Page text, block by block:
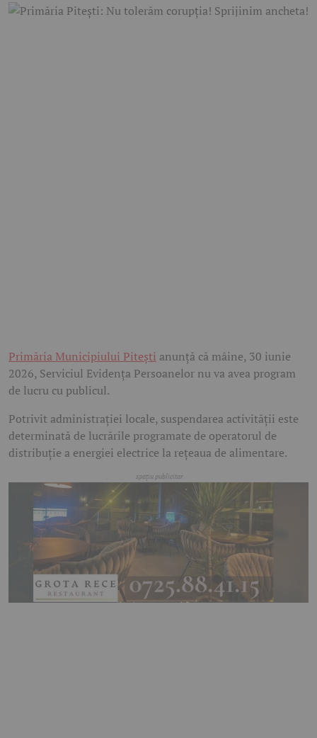
Primăria Municipiului Pitești anunță că mâine, 30 iunie
2026, Serviciul Evidența Persoanelor nu va avea program
de lucru cu publicul.
Potrivit administrației locale, suspendarea activității este
determinată de lucrările programate de operatorul de
distribuție a energiei electrice la rețeaua de alimentare.